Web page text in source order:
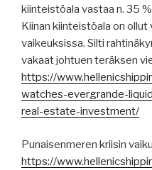
kiinteistöala vastaa n. 35
Kiinan kiinteistöala on
vaikeuksissa. Silti
vakaat johtuen teräksen
https://
watches-evergrande-
real-estate-investment/
Punaisenmeren kriisin
https://